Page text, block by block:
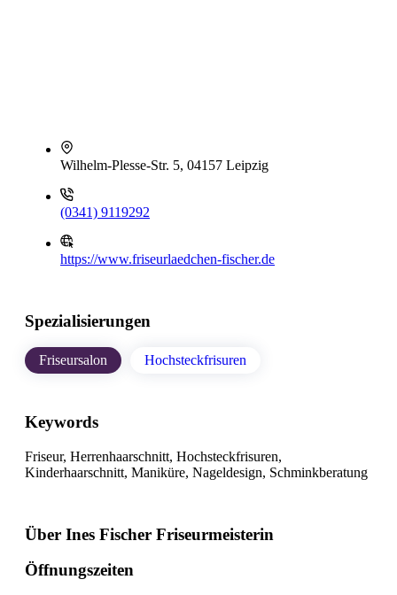
Wilhelm-Plesse-Str. 5, 04157 Leipzig
(0341) 9119292
https://www.friseurlaedchen-fischer.de
Spezialisierungen
Friseursalon Hochsteckfrisuren
Keywords
Friseur, Herrenhaarschnitt, Hochsteckfrisuren,
Kinderhaarschnitt, Maniküre, Nageldesign, Schminkberatung
Über Ines Fischer Friseurmeisterin
Öffnungszeiten